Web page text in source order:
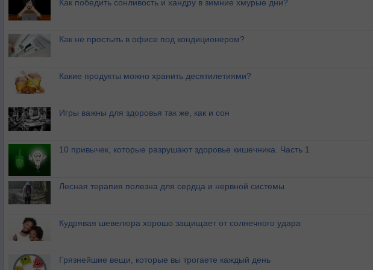
Как победить сонливость и хандру в зимние хмурые дни?
Как не простыть в офисе под кондиционером?
Какие продукты можно хранить десятилетиями?
Игры важны для здоровья так же, как и сон
10 привычек, которые разрушают здоровье кишечника. Часть 1
Лесная терапия полезна для сердца и нервной системы
Кудрявая шевелюра хорошо защищает от солнечного удара
Грязнейшие вещи, которые вы трогаете каждый день